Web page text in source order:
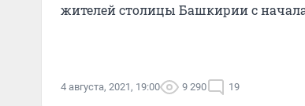
жителей столицы Башкирии с
4 августа, 2021, 19:00 9 290 19